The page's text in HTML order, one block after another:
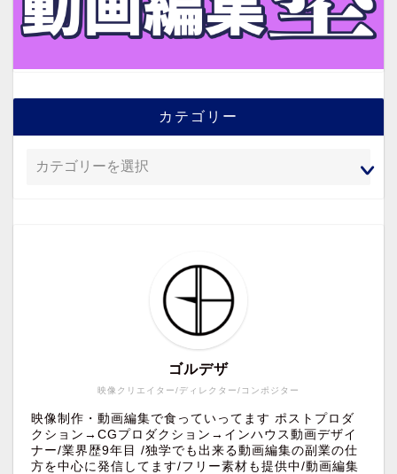
カテゴリー
映像クリエイター/ディレクター/コンポジター
ゴルデザ
映像制作・動画編集で食っていってます ポストプロダ
クション→CGプロダクション→インハウス動画デザイ
ナー/業界歴9年目 /独学でも出来る動画編集の副業の仕
方を中心に発信してます/フリー素材も提供中/動画編集